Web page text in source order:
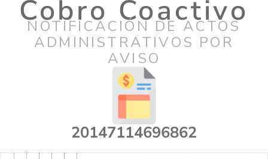
Cobro Coactivo
NOTIFICACIÓN DE ACTOS
ADMINISTRATIVOS POR
AVISO
20147114696862